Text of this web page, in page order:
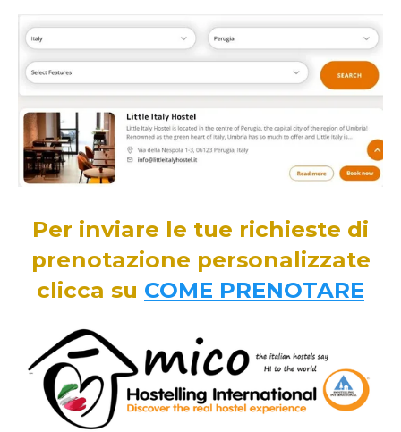
Per inviare le tue richieste di
prenotazione personalizzate
clicca su COME PRENOTARE